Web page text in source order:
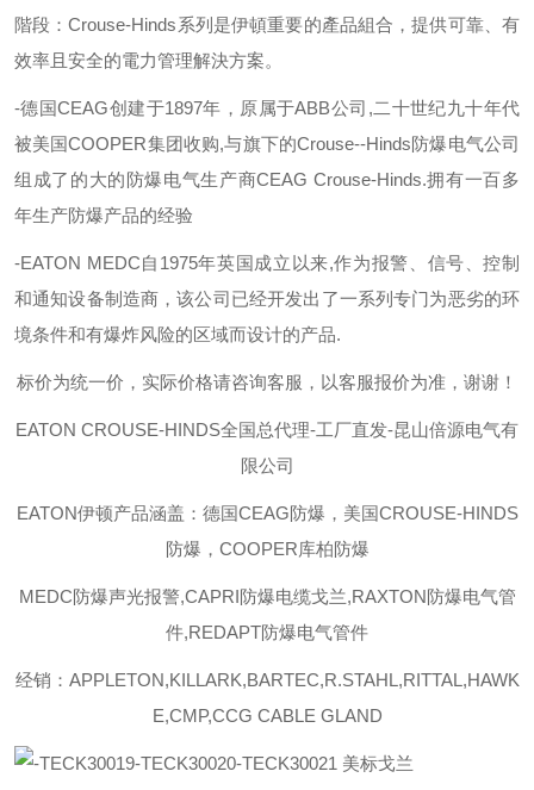
階段：Crouse-Hinds系列是伊頓重要的產品組合，提供可靠、有
效率且安全的電力管理解決方案。
-德国CEAG创建于1897年，原属于ABB公司 ,二十世纪九十年代
被美国COOPER集团收购,与旗下的Crouse--Hinds防爆电气公司
组成了的大的防爆电气生产商CEAG Crouse-Hinds.拥有一百多
年生产防爆产品的经验
-EATON MEDC自 1975年英国成立以来,作为报警、信号、控制
和通知设备制造商，该公司已经开发出了一系列专门为恶劣的环
境条件和有爆炸风险的区域而设计的产品.
标价为统一价，实际价格请咨询客服，以客服报价为准，谢谢！
EATON CROUSE-HINDS全国总代理-工厂直发-昆山倍源电气有
限公司
EATON伊顿产品涵盖：德国CEAG防爆，美国CROUSE-HINDS
防爆，COOPER库柏防爆
MEDC防爆声光报警,CAPRI防爆电缆戈兰,RAXTON防爆电气管
件,REDAPT防爆电气管件
经销：APPLETON,KILLARK,BARTEC,R.STAHL,RITTAL,HAWK
E,CMP,CCG CABLE GLAND